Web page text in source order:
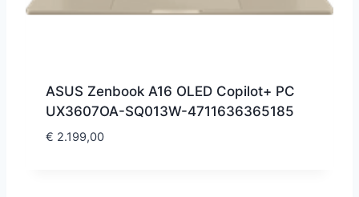
ASUS Zenbook A16 OLED Copilot+ PC
UX3607OA-SQ013W-4711636365185
€ 2.199,00